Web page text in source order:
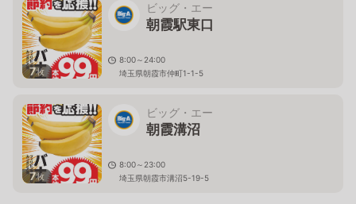
7枚
ビッグ・エー
朝霞駅東口
8:00～24:00
埼玉県朝霞市仲町1-1-5
7枚
ビッグ・エー
朝霞溝沼
8:00～23:00
埼玉県朝霞市溝沼5-19-5